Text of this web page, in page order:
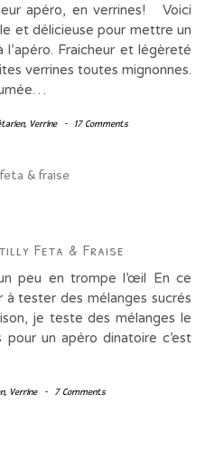
apéro, en verrines! Voici
et délicieuse pour mettre un
Fraicheur et légèreté
verrines toutes mignonnes.
, Verrine - 17 Comments
Feta & Fraise
peu en trompe l’œil En ce
à tester des mélanges sucrés
je teste des mélanges le
un apéro dinatoire c’est
, Verrine - 7 Comments